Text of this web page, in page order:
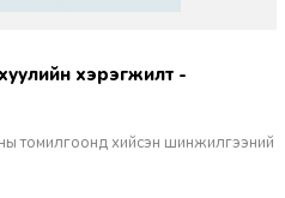
томилгоонд хийсэн шинжилгээний